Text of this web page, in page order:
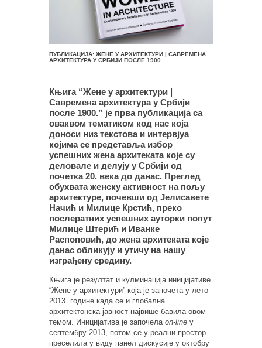
ПУБЛИКАЦИЈА: ЖЕНЕ У АРХИТЕКТУРИ | САВРЕМЕНА
АРХИТЕКТУРА У СРБИЈИ ПОСЛЕ 1900.
Књига “Жене у архитектури |
Савремена архитектура у Србији
после 1900.” је прва публикација са
оваквом тематиком код нас која
доноси низ текстова и интервјуа
којима се представља избор
успешних жена архитеката које су
деловале и делују у Србији од
почетка 20. века до данас. Преглед
обухвата женску активност на пољу
архитектуре, почевши од Јелисавете
Начић и Милице Крстић, преко
послератних успешних ауторки попут
Милице Штерић и Иванке
Распоповић, до жена архитеката које
данас обликују и утичу на нашу
изграђену средину.
Књига је резултат и кулминација иницијативе
“Жене у архитектури” која је започета у лето
2013. године када се и глобална
архитектонска јавност највише бавила овом
темом. Иницијатива је започела on-line у
септембру 2013, потом се у реални простор
преселила у виду панел дискусије у октобру